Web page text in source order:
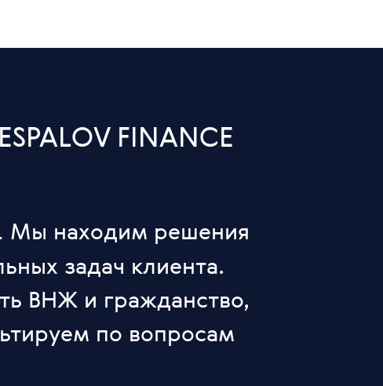
FINANCE
Мы находим решения
задач клиента.
ВНЖ и гражданство,
по вопросам